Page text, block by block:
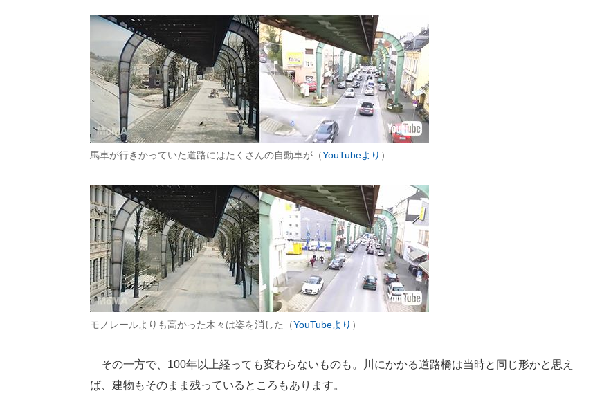
馬車が行きかっていた道路にはたくさんの自動車が（YouTubeより ）
モノレールよりも高かった木々は姿を消した（YouTubeより ）
その一方で、100年以上経っても変わらないものも。川にかかる道路橋は当時と同じ形かと思え
ば、建物もそのまま残っているところもあります。